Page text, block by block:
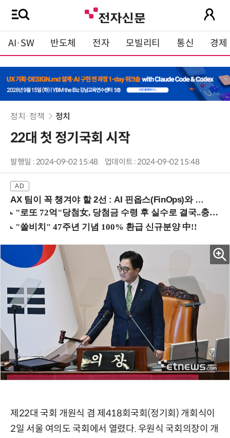
AI·SW 반도체 전자 모빌리티 통신 경제
정치·정책 정치
22대 첫 정기국회 시작
발행일 : 2024-09-02 15:48 업데이트 : 2024-09-02 15:48
AX 팀이 꼭 챙겨야 할 2선 : AI 핀옵스(FinOps)와 토큰 거버넌스 (8/21 잠실역)
제22대 국회 개원식 겸 제418회국회(정기회) 개회식이
2일 서울 여의도 국회에서 열렸다. 우원식 국회의장이 개